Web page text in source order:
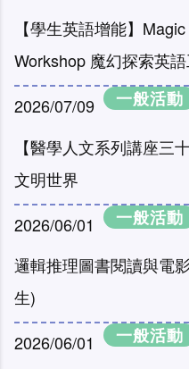
【學生英語增能】
Workshop 魔幻探索英
2026/07/09
一般活動
【醫學人文系列講座三
文明世界
2026/06/01
一般活動
邏輯推理圖書閱讀與電
生)
2026/06/01
一般活動